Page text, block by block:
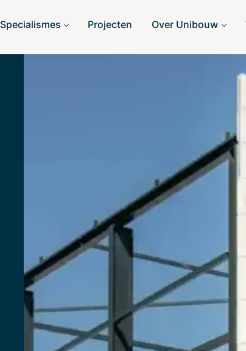
Specialismes Projecten Over Unibouw